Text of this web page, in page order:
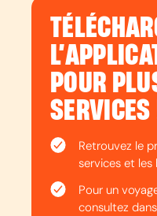
POUR
SERVICES
Retrouvez le
services et les
Pour un
consultez